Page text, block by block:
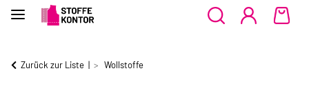
Zurück zur Liste Wollstoffe